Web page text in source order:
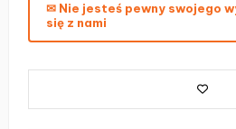
✉ Nie jesteś pewny swojego
się z nami